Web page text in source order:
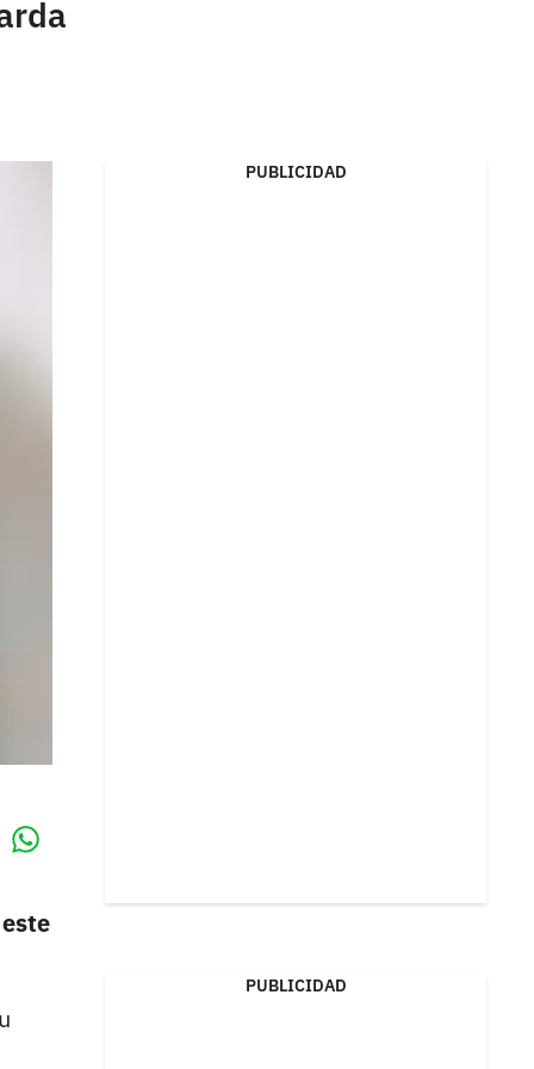
PUBLICIDAD
PUBLICIDAD